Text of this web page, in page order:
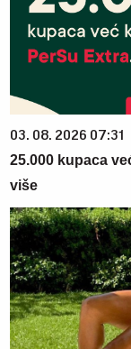
03. 08. 2026 07:31
25.000 kupaca
više